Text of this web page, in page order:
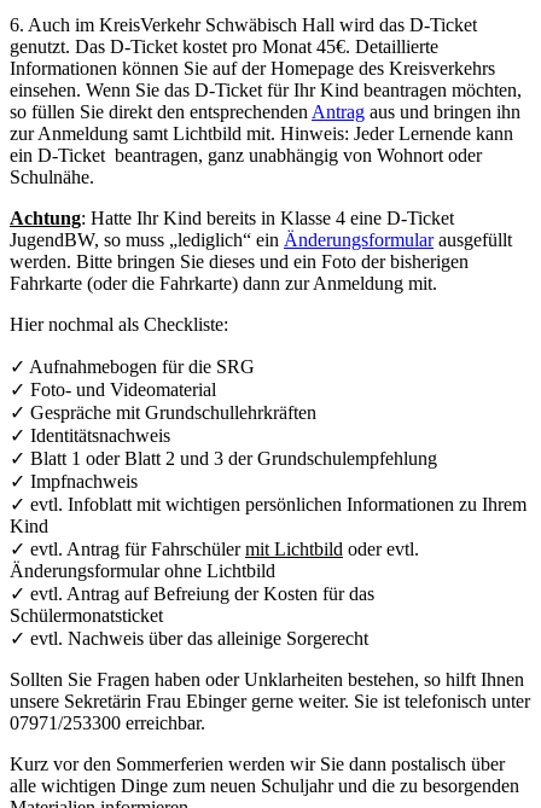
6. Auch im KreisVerkehr Schwäbisch Hall wird das D-Ticket
genutzt. Das D-Ticket kostet pro Monat 45€. Detaillierte
Informationen können Sie auf der Homepage des Kreisverkehrs
einsehen. Wenn Sie das D-Ticket für Ihr Kind beantragen möchten,
so füllen Sie direkt den entsprechenden Antrag aus und bringen ihn
zur Anmeldung samt Lichtbild mit. Hinweis: Jeder Lernende kann
ein D-Ticket beantragen, ganz unabhängig von Wohnort oder
Schulnähe.
Achtung: Hatte Ihr Kind bereits in Klasse 4 eine D-Ticket
JugendBW, so muss „lediglich“ ein Änderungsformularausgefüllt
werden. Bitte bringen Sie dieses und ein Foto der bisherigen
Fahrkarte (oder die Fahrkarte) dann zur Anmeldung mit.
Hier nochmal als Checkliste:
✓ Aufnahmebogen für die SRG
✓ Foto- und Videomaterial
✓ Gespräche mit Grundschullehrkräften
✓ Identitätsnachweis
✓ Blatt 1 oder Blatt 2 und 3 der Grundschulempfehlung
✓ Impfnachweis
✓ evtl. Infoblatt mit wichtigen persönlichen Informationen zu Ihrem
Kind
✓ evtl. Antrag für Fahrschülermit Lichtbild oder evtl.
Änderungsformular ohne Lichtbild
✓ evtl. Antrag auf Befreiung der Kosten für das
Schülermonatsticket
✓ evtl. Nachweis über das alleinige Sorgerecht
Sollten Sie Fragen haben oder Unklarheiten bestehen, so hilft Ihnen
unsere Sekretärin Frau Ebinger gerne weiter. Sie ist telefonisch unter
07971/253300 erreichbar.
Kurz vor den Sommerferien werden wir Sie dann postalisch über
alle wichtigen Dinge zum neuen Schuljahr und die zu besorgenden